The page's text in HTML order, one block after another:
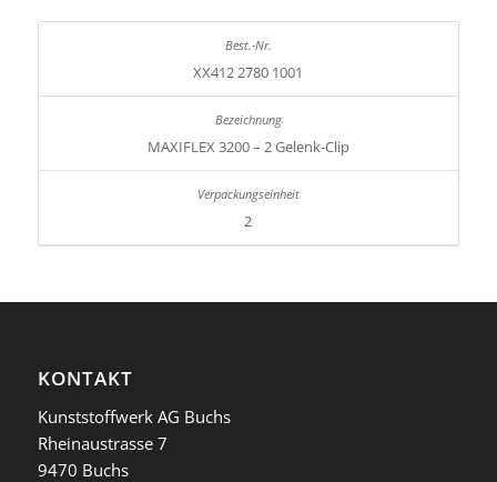
XX412 2780 1001
MAXIFLEX 3200 – 2 Gelenk-Clip
2
KONTAKT
Kunststoffwerk AG Buchs
Rheinaustrasse 7
9470 Buchs